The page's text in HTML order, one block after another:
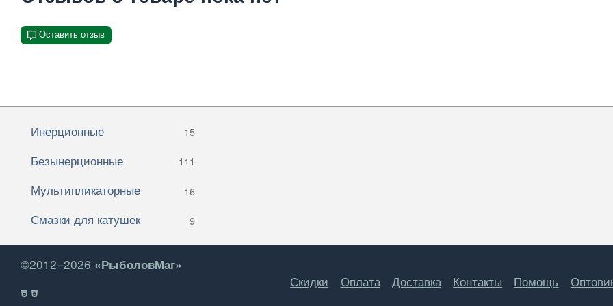
Оставить отзыв
Инерционные 15
Безынерционные 111
Мультипликаторные 16
Смазки для катушек 9
©2012–2026 «РыболовМаг»
Скидки Оплата Доставка Контакты Помощь